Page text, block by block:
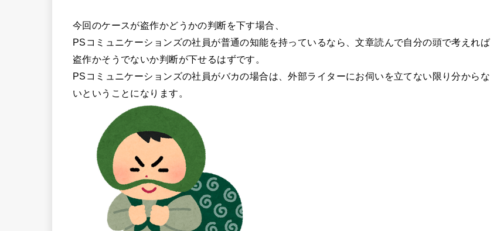
今回のケースが盗作かどうかの判断を下す場合、
PSコミュニケーションズの社員が普通の知能を持っているなら、文章読んで自分の頭で考えれば
盗作かそうでないか判断が下せるはずです。
PSコミュニケーションズの社員がバカの場合は、外部ライターにお伺いを立てない限り分からな
いということになります。